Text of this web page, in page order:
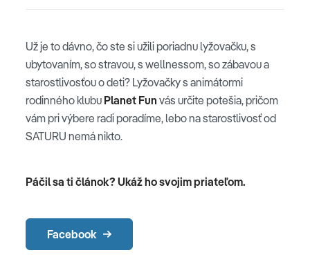
Už je to dávno, čo ste si užili poriadnu lyžovačku, s
ubytovaním, so stravou, s wellnessom, so zábavou a
starostlivosťou o deti? Lyžovačky s animátormi
rodinného klubu Planet Fun vás určite potešia, pričom
vám pri výbere radi poradíme, lebo na starostlivosť od
SATURU nemá nikto.
Páčil sa ti článok? Ukáž ho svojim priateľom.
Facebook